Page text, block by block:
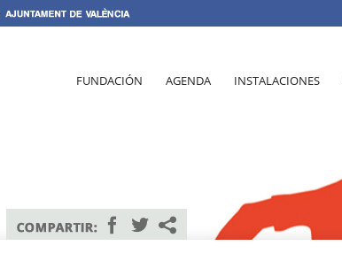
FUNDACIÓN AGENDA INSTALACIONES